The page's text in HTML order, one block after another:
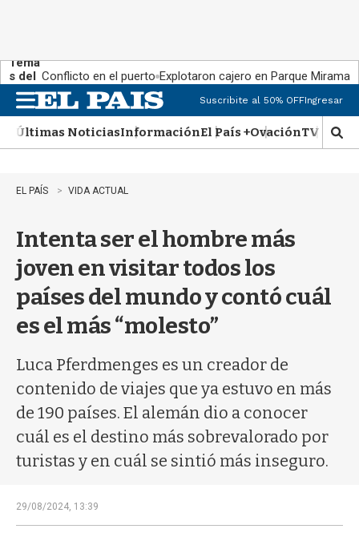
Tema
s del
día:
Conflicto en el puerto Explotaron cajero en Parque Miramar
n
u
Suscribite al 50% OFFIngresar
Últimas NoticiasInformaciónEl País +OvaciónTV Show
M
o
EL PAÍS VIDA ACTUAL
Intenta ser el hombre más
joven en visitar todos los
países del mundo y contó cuál
es el más “molesto”
Luca Pferdmenges es un creador de
contenido de viajes que ya estuvo en más
de 190 países. El alemán dio a conocer
cuál es el destino más sobrevalorado por
turistas y en cuál se sintió más inseguro.
29/08/2024, 13:39